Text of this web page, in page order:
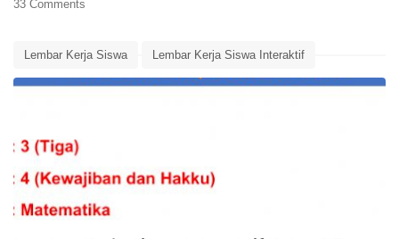
33 Comments
Lembar Kerja Siswa Lembar Kerja Siswa Interaktif
Matematika Media Pembelajaran Pembagian